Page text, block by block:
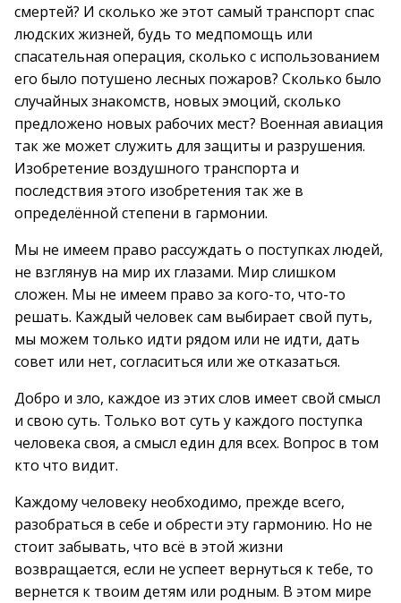
смертей? И сколько же этот самый транспорт спас
людских жизней, будь то медпомощь или
спасательная операция, сколько с использованием
его было потушено лесных пожаров? Сколько было
случайных знакомств, новых эмоций, сколько
предложено новых рабочих мест? Военная авиация
так же может служить для защиты и разрушения.
Изобретение воздушного транспорта и
последствия этого изобретения так же в
определённой степени в гармонии.
Мы не имеем право рассуждать о поступках людей,
не взглянув на мир их глазами. Мир слишком
сложен. Мы не имеем право за кого-то, что-то
решать. Каждый человек сам выбирает свой путь,
мы можем только идти рядом или не идти, дать
совет или нет, согласиться или же отказаться.
Добро и зло, каждое из этих слов имеет свой смысл
и свою суть. Только вот суть у каждого поступка
человека своя, а смысл един для всех. Вопрос в том
кто что видит.
Каждому человеку необходимо, прежде всего,
разобраться в себе и обрести эту гармонию. Но не
стоит забывать, что всё в этой жизни
возвращается, если не успеет вернуться к тебе, то
вернется к твоим детям или родным. В этом мире